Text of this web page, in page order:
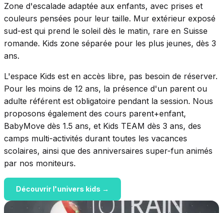
Zone d'escalade adaptée aux enfants, avec prises et
couleurs pensées pour leur taille. Mur extérieur exposé
sud-est qui prend le soleil dès le matin, rare en Suisse
romande. Kids zone séparée pour les plus jeunes, dès 3
ans.
L'espace Kids est en accès libre, pas besoin de réserver.
Pour les moins de 12 ans, la présence d'un parent ou
adulte référent est obligatoire pendant la session. Nous
proposons également des cours parent+enfant,
BabyMove dès 1.5 ans, et Kids TEAM dès 3 ans, des
camps multi-activités durant toutes les vacances
scolaires, ainsi que des anniversaires super-fun animés
par nos moniteurs.
Découvrir l'univers kids →